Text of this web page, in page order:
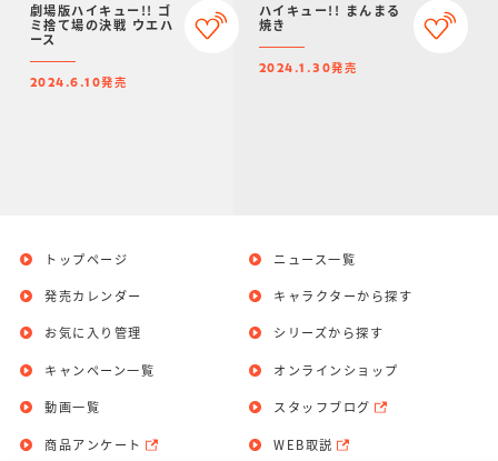
劇場版ハイキュー!! ゴ
ミ捨て場の決戦 ウエハ
ース
2024.6.10発売
ハイキュー!! まんまる
焼き
2024.1.30発売
トップページ
発売カレンダー
お気に入り管理
ニュース一覧
キャラクターから探す
シリーズから探す
キャンペーン一覧
動画一覧
商品アンケート
オンラインショップ
スタッフブログ
WEB取説